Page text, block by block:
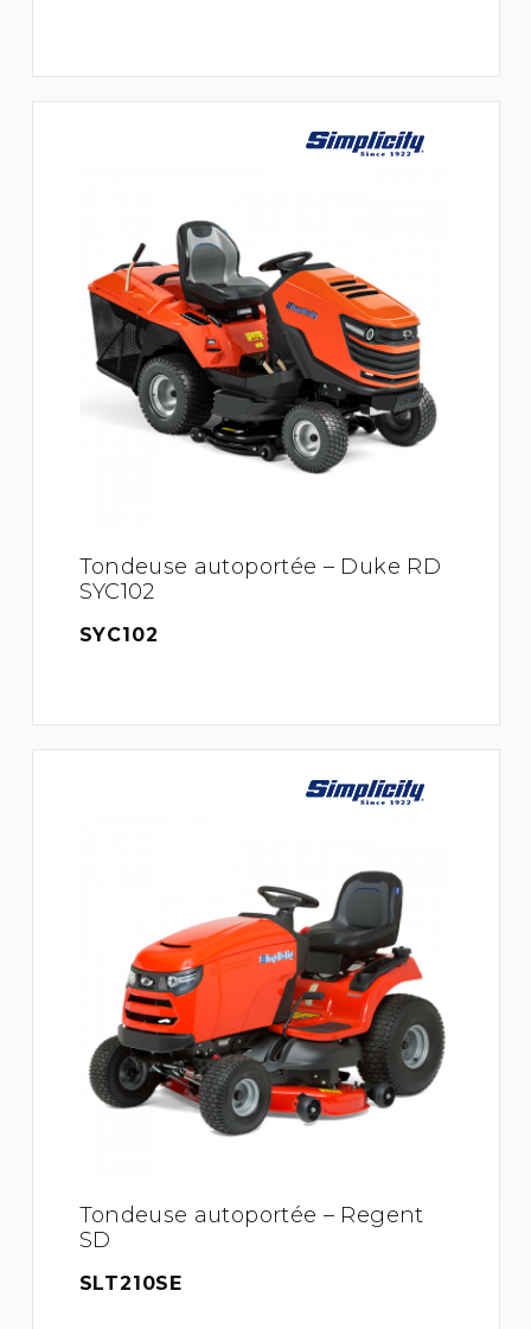
Tondeuse autoportée – Duke RD
SYC102
SYC102
Tondeuse autoportée – Regent
SD
SLT210SE